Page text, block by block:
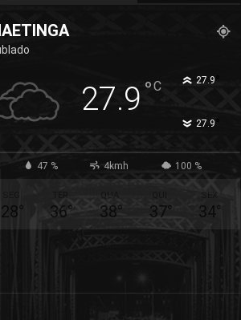
27.9 °C 27.9°
27.9
47 % 4kmh 100 %
28 ° 36°
QUA
38° 37°
SEX
34°